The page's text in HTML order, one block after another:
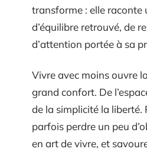
transforme : elle raconte
d’équilibre retrouvé, de
d’attention portée à sa
Vivre avec moins ouvre
grand confort. De
de la simplicité la
parfois perdre un peu
en art de vivre, et